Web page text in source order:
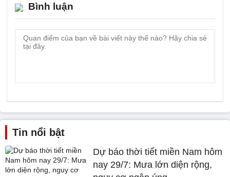
Bình luận
Tin nổi bật
Dự báo thời tiết miền Nam hôm
nay 29/7: Mưa lớn diện rộng,